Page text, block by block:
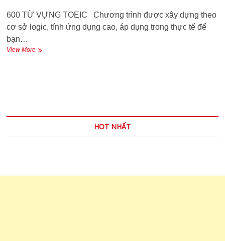
600 TỪ VỰNG TOEIC Chương trình được xây dựng theo
cơ sở logic, tính ứng dụng cao, áp dụng trong thực tế để
bạn…
View More600
HOT NHẤT